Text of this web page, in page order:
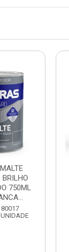
750ML